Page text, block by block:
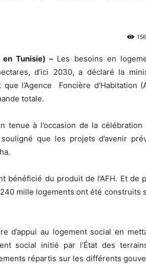
Tunisie) – Les besoins en
d’ici 2030, a déclaré la
l’Agence Foncière d’Habitation
totale.
tenue à l’occasion de la célébration
que les projets d’avenir
bénéficié du produit de l’AFH. Et de
mille logements ont été construits
d’appui au logement social en
social initié par l’État des
répartis sur les différents